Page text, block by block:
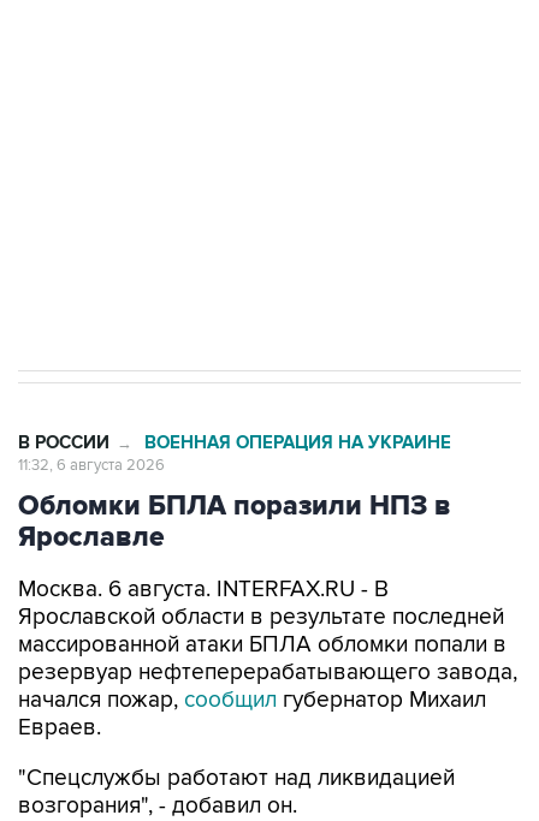
В РОССИИ → ВОЕННАЯ ОПЕРАЦИЯ НА УКРАИНЕ
11:32, 6 августа 2026
Обломки БПЛА поразили НПЗ в
Ярославле
Москва. 6 августа. INTERFAX.RU - В
Ярославской области в результате последней
массированной атаки БПЛА обломки попали в
резервуар нефтеперерабатывающего завода,
начался пожар, сообщил губернатор Михаил
Евраев.
"Спецслужбы работают над ликвидацией
возгорания", - добавил он.